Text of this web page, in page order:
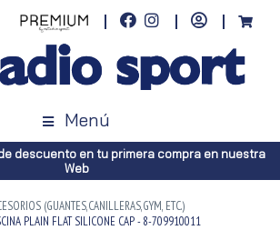
Menú
descuento en tu primera compra en nuestra
Web
(GUANTES,CANILLERAS,GYM, ETC.)
PLAIN FLAT SILICONE CAP - 8-709910011